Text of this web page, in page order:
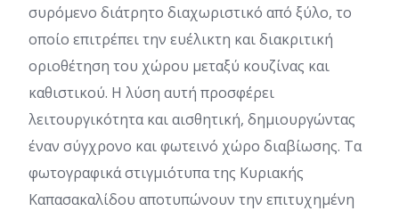
συρόμενο διάτρητο διαχωριστικό από ξύλο, το
οποίο επιτρέπει την ευέλικτη και διακριτική
οριοθέτηση του χώρου μεταξύ κουζίνας και
καθιστικού. Η λύση αυτή προσφέρει
λειτουργικότητα και αισθητική, δημιουργώντας
έναν σύγχρονο και φωτεινό χώρο διαβίωσης. Τα
φωτογραφικά στιγμιότυπα της Κυριακής
Καπασακαλίδου αποτυπώνουν την επιτυχημένη